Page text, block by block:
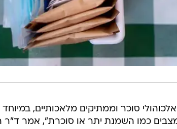
סוכר וממתיקים מלאכותיים, במיוחד
כמו השמנת יתר או סוכרת", אמר ד"ר